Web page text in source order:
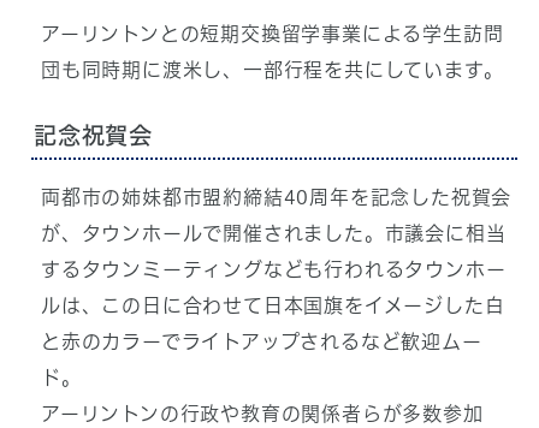
アーリントンとの短期交換留学事業による学生訪問
団も同時期に渡米し、一部行程を共にしています。
記念祝賀会
両都市の姉妹都市盟約締結40周年を記念した祝賀会
が、タウンホールで開催されました。市議会に相当
するタウンミーティングなども行われるタウンホー
ルは、この日に合わせて日本国旗をイメージした白
と赤のカラーでライトアップされるなど歓迎ムー
ド。
アーリントンの行政や教育の関係者らが多数参加